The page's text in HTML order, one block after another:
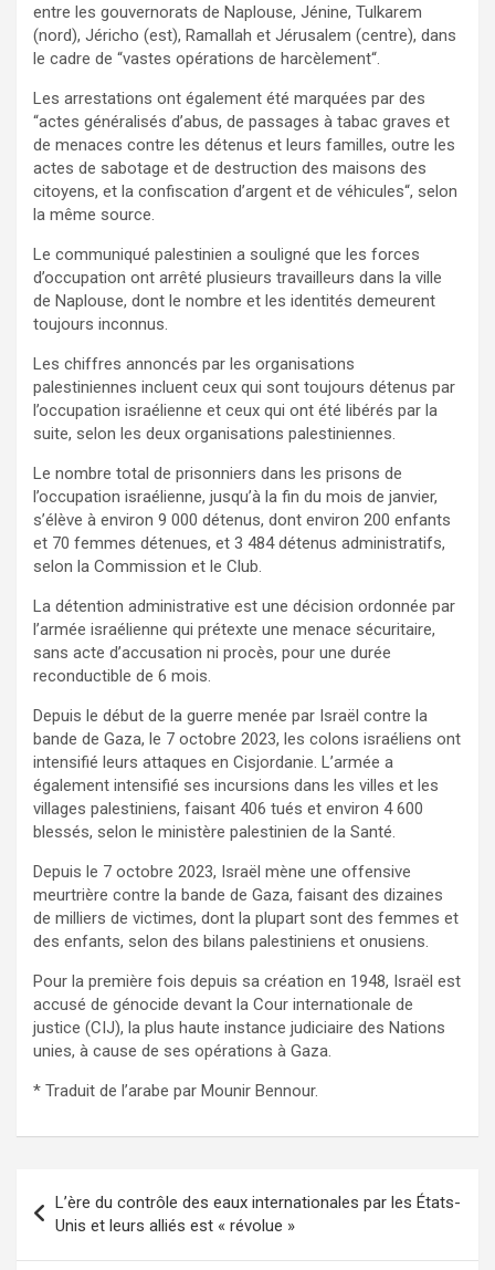
entre les gouvernorats de Naplouse, Jénine, Tulkarem
(nord), Jéricho (est), Ramallah et Jérusalem (centre), dans
le cadre de “vastes opérations de harcèlement“.
Les arrestations ont également été marquées par des
“actes généralisés d’abus, de passages à tabac graves et
de menaces contre les détenus et leurs familles, outre les
actes de sabotage et de destruction des maisons des
citoyens, et la confiscation d’argent et de véhicules“, selon
la même source.
Le communiqué palestinien a souligné que les forces
d’occupation ont arrêté plusieurs travailleurs dans la ville
de Naplouse, dont le nombre et les identités demeurent
toujours inconnus.
Les chiffres annoncés par les organisations
palestiniennes incluent ceux qui sont toujours détenus par
l’occupation israélienne et ceux qui ont été libérés par la
suite, selon les deux organisations palestiniennes.
Le nombre total de prisonniers dans les prisons de
l’occupation israélienne, jusqu’à la fin du mois de janvier,
s’élève à environ 9 000 détenus, dont environ 200 enfants
et 70 femmes détenues, et 3 484 détenus administratifs,
selon la Commission et le Club.
La détention administrative est une décision ordonnée par
l’armée israélienne qui prétexte une menace sécuritaire,
sans acte d’accusation ni procès, pour une durée
reconductible de 6 mois.
Depuis le début de la guerre menée par Israël contre la
bande de Gaza, le 7 octobre 2023, les colons israéliens ont
intensifié leurs attaques en Cisjordanie. L’armée a
également intensifié ses incursions dans les villes et les
villages palestiniens, faisant 406 tués et environ 4 600
blessés, selon le ministère palestinien de la Santé.
Depuis le 7 octobre 2023, Israël mène une offensive
meurtrière contre la bande de Gaza, faisant des dizaines
de milliers de victimes, dont la plupart sont des femmes et
des enfants, selon des bilans palestiniens et onusiens.
Pour la première fois depuis sa création en 1948, Israël est
accusé de génocide devant la Cour internationale de
justice (CIJ), la plus haute instance judiciaire des Nations
unies, à cause de ses opérations à Gaza.
* Traduit de l’arabe par Mounir Bennour.
de
l’article
L’ère du contrôle des eaux internationales par les États-
Unis et leurs alliés est « révolue »